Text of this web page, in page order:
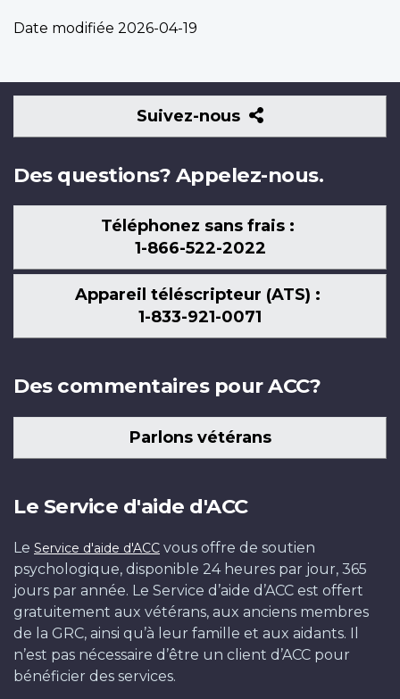
Date modifiée 2026-04-19
Suivez-nous
Suivez-
nous
Des questions? Appelez-nous.
Téléphonez sans frais :
1-866-522-2022
Appareil téléscripteur (ATS) :
1-833-921-0071
Des commentaires pour ACC?
Parlons vétérans
Le Service d'aide d'ACC
Le Service d'aide d'ACC vous offre de soutien
psychologique, disponible 24 heures par jour, 365
jours par année. Le Service d’aide d’ACC est offert
gratuitement aux vétérans, aux anciens membres
de la GRC, ainsi qu’à leur famille et aux aidants. Il
n’est pas nécessaire d’être un client d’ACC pour
bénéficier des services.